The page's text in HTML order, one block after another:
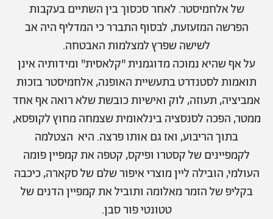
של אלחמיסטר. לאחר סכסוך בין השתיים בעקבות
הפרשה המזעזעת, לבסוף התברר כי המדליף היה אב
לשישה שפרץ למצלמות האבטחה.
על אף שהיא נמוכה מדוגמנית "קלאסית" ומידותיה אינן
תואמות לסטנדרט בתעשיית האופנה, אלחמיסטר בזכות
אמביציה, תעוזה, לוק ואישיות כובשת שלא רואה אף אחד
ממטר, הפכה לסנסציה בינלאומית שצמחה מחוץ לקופסא,
בתוך הריבוע, ואז גם אותו פרצה. היא הצטלמה
לקמפיינים של קסטרו ופיקס, קטפה את קמפיין פומה
העולמי, הובילה ליין מוצרי איפור שלם של סקארה, כיכבה
בקליפ של הזמר מאלומה ותוביל את קמפיין הדנים של
טטונטי פור סבן.